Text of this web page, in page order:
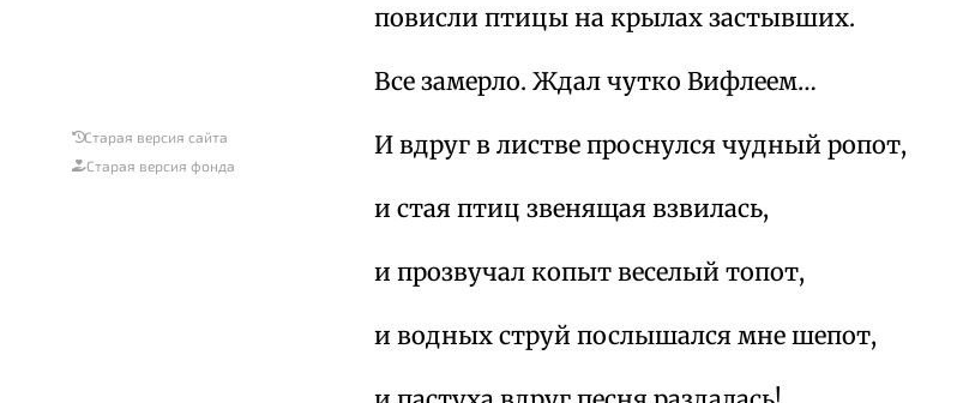
Старая версия сайта
Старая версия фонда
повисли птицы на крылах застывших.
Все замерло. Ждал чутко Вифлеем…
И вдруг в листве проснулся чудный ропот,
и стая птиц звенящая взвилась,
и прозвучал копыт веселый топот,
и водных струй послышался мне шепот,